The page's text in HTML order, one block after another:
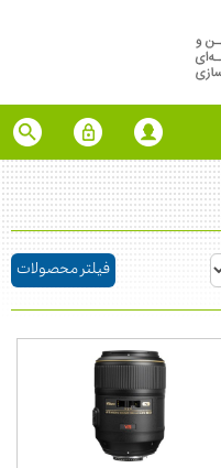
فیلتر محصولات